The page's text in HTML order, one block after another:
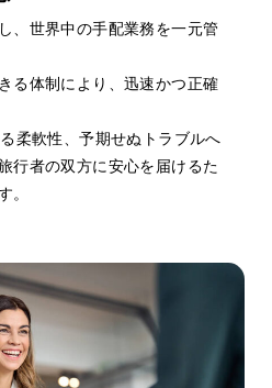
、世界中の手配業務を一元管
る体制により、迅速かつ正確
柔軟性、予期せぬトラブルへ
行者の双方に安心を届けるた
。